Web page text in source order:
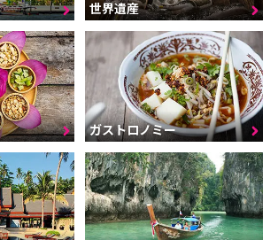
世界遺産
ガストロノミー